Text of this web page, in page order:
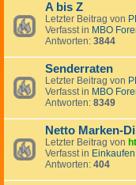
A bis Z
Letzter Beitrag von
Verfasst in MBO
Antworten: 3844
Senderraten
Letzter Beitrag von
Verfasst in MBO
Antworten: 8349
Netto Marken-
Letzter Beitrag von
Verfasst in
Antworten: 404